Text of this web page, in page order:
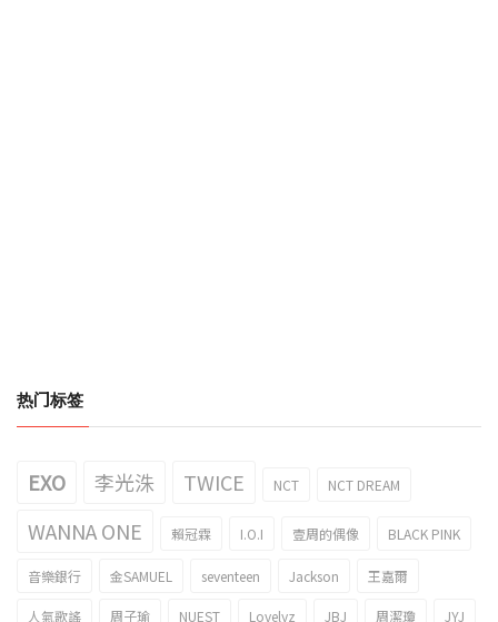
热门标签
EXO 李光洙 TWICE NCT NCT DREAM
WANNA ONE 賴冠霖 I.O.I 壹周的偶像 BLACK PINK
音樂銀行 金SAMUEL seventeen Jackson 王嘉爾
人氣歌謠 周子瑜 NUEST Lovelyz JBJ 周潔瓊 JYJ